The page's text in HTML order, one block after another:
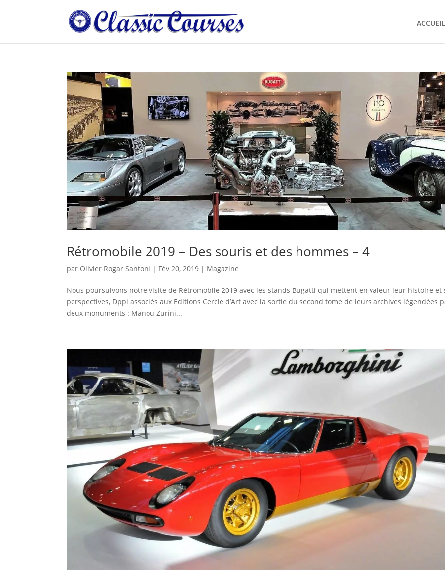
ACCUEIL
Rétromobile 2019 – Des souris et des hommes – 4
par Olivier Rogar Santoni | Fév 20, 2019 | Magazine
Nous poursuivons notre visite de Rétromobile 2019 avec les stands Bugatti qui mettent en valeur leur histoire et
perspectives, Dppi associés aux Editions Cercle d’Art avec la sortie du second tome de leurs archives légendées
deux monuments : Manou Zurini...